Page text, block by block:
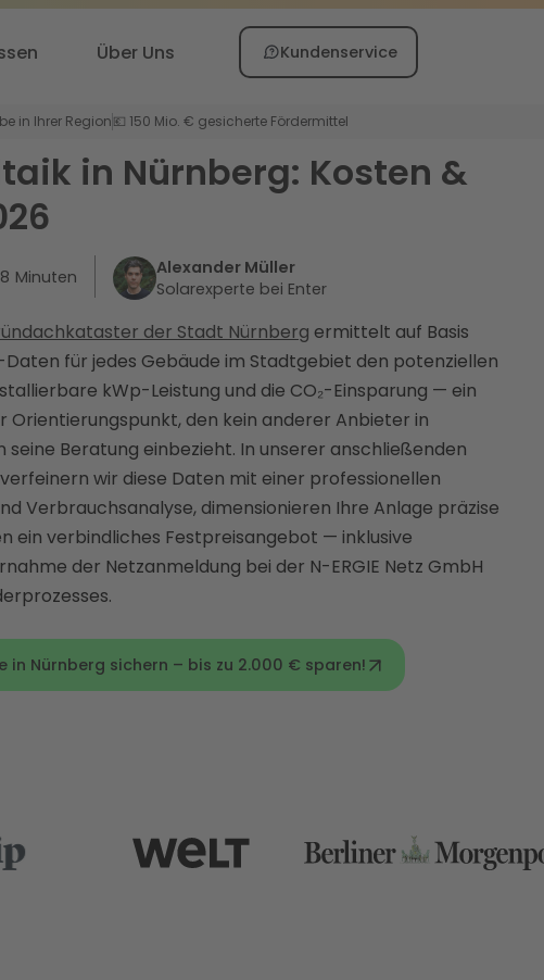
Über Uns Kundenservice
in Ihrer Region💶 150 Mio. € gesicherte Fördermittel
in Nürnberg: Kosten &
8 Minuten
Alexander Müller
Solarexperte bei Enter
der Stadt Nürnberg ermittelt auf Basis
für jedes Gebäude im Stadtgebiet den potenziellen
kWp-Leistung und die CO₂-Einsparung — ein
Orientierungspunkt, den kein anderer Anbieter in
seine Beratung einbezieht. In unserer anschließenden
wir diese Daten mit einer professionellen
Verbrauchsanalyse, dimensionieren Ihre Anlage präzise
ein verbindliches Festpreisangebot — inklusive
der Netzanmeldung bei der N-ERGIE Netz GmbH
in Nürnberg sichern – bis zu 2.000 € sparen!